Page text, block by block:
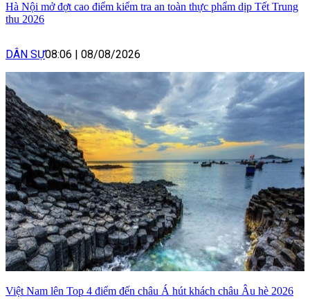
Hà Nội mở đợt cao điểm kiểm tra an toàn thực phẩm dịp Tết Trung
thu 2026
DÂN SỰ08:06 08/08/2026
Việt Nam lên Top 4 điểm đến châu Á hút khách châu Âu hè 2026